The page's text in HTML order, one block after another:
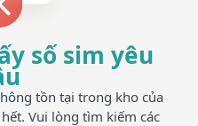
số sim yêu
tồn tại trong kho của
Vui lòng tìm kiếm các